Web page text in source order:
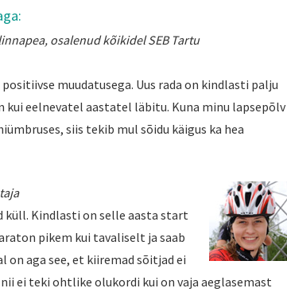
osalenud kõikidel SEB Tartu
muudatusega. Uus rada on kindlasti palju
kui eelnevatel aastatel läbitu. Kuna minu lapsepõlv
siis tekib mul sõidu käigus ka hea
küll. Kindlasti on selle aasta start
pikem kui tavaliselt ja saab
aga see, et kiiremad sõitjad ei
ei teki ohtlike olukordi kui on vaja aeglasemast